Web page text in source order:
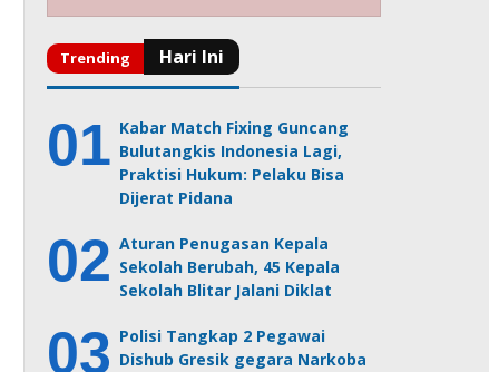
Kabar Match Fixing Guncang
Bulutangkis Indonesia Lagi,
Praktisi Hukum: Pelaku Bisa
Dijerat Pidana
Aturan Penugasan Kepala
Sekolah Berubah, 45 Kepala
Sekolah Blitar Jalani Diklat
Polisi Tangkap 2 Pegawai
Dishub Gresik gegara Narkoba